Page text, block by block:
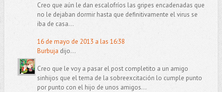
Creo que aún le dan escalofríos las gripes encadenadas que
no le dejaban dormir hasta que definitivamente el virus se
iba de casa...
16 de mayo de 2013 a las 16:38
Burbuja dijo...
Creo que le voy a pasar el post completito a un amigo
sinhijos que el tema de la sobreexcitación lo cumple punto
por punto con el hijo de unos amigos...